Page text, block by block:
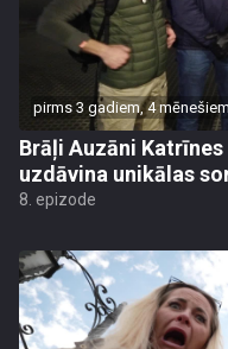
pirms 3 gadiem, 4 mēnešiem
Brāļi Auzāni
uzdāvina unikālas
8. epizode